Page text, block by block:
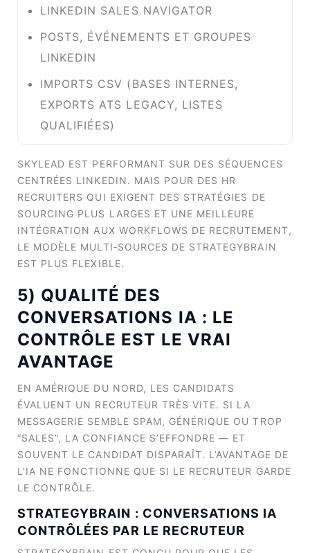
LINKEDIN SALES NAVIGATOR
POSTS, ÉVÉNEMENTS ET GROUPES
LINKEDIN
IMPORTS CSV (BASES INTERNES,
EXPORTS ATS LEGACY, LISTES
QUALIFIÉES)
SKYLEAD EST PERFORMANT SUR DES SÉQUENCES
CENTRÉES LINKEDIN. MAIS POUR DES HR
RECRUITERS QUI EXIGENT DES STRATÉGIES DE
SOURCING PLUS LARGES ET UNE MEILLEURE
INTÉGRATION AUX WORKFLOWS DE RECRUTEMENT,
LE MODÈLE MULTI‑SOURCES DE STRATEGYBRAIN
EST PLUS FLEXIBLE.
5) QUALITÉ DES
CONVERSATIONS IA : LE
CONTRÔLE EST LE VRAI
AVANTAGE
EN AMÉRIQUE DU NORD, LES CANDIDATS
ÉVALUENT UN RECRUTEUR TRÈS VITE. SI LA
MESSAGERIE SEMBLE SPAM, GÉNÉRIQUE OU TROP
“SALES”, LA CONFIANCE S’EFFONDRE — ET
SOUVENT LE CANDIDAT DISPARAÎT. L’AVANTAGE DE
L’IA NE FONCTIONNE QUE SI LE RECRUTEUR GARDE
LE CONTRÔLE.
STRATEGYBRAIN : CONVERSATIONS IA
CONTRÔLÉES PAR LE RECRUTEUR